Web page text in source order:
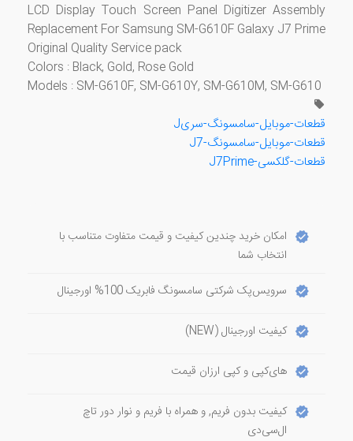
LCD Display Touch Screen Panel Digitizer Assembly
Replacement For Samsung SM-G610F Galaxy J7 Prime
Original Quality Service pack
Colors : Black, Gold, Rose Gold
Models : SM-G610F, SM-G610Y, SM-G610M, SM-G610
قطعات-موبایل-سامسونگ-سریJ
قطعات-موبایل-سامسونگ-J7
قطعات-گلکسی-J7Prime
امکان خرید چندین کیفیت و قیمت متفاوت متناسب با
انتخاب شما
سرویس‌پک شرکتی سامسونگ فابریک 100% اورجینال
کیفیت اورجینال (NEW)
های‌کپی و کپی ارزان قیمت
کیفیت بدون فریم, و همراه با فریم و نوار دور تاچ
ال‌سی‌دی